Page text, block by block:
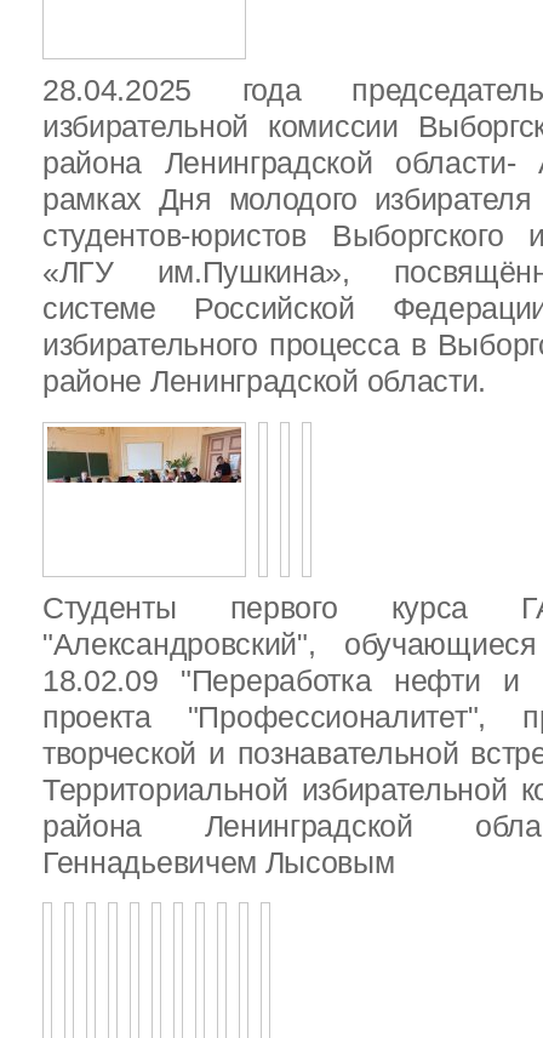
28.04.2025 года
избирательной комиссии
района Ленинградской
рамках Дня молодого
студентов-юристов Выборгского
«ЛГУ им.Пушкина»,
системе Российской
избирательного процесса в
районе Ленинградской области.
Студенты первого
"Александровский",
18.02.09 "Переработка нефти и
проекта "Профессионалитет",
творческой и познавательной
Территориальной избирательной
района Ленинградской
Геннадьевичем Лысовым